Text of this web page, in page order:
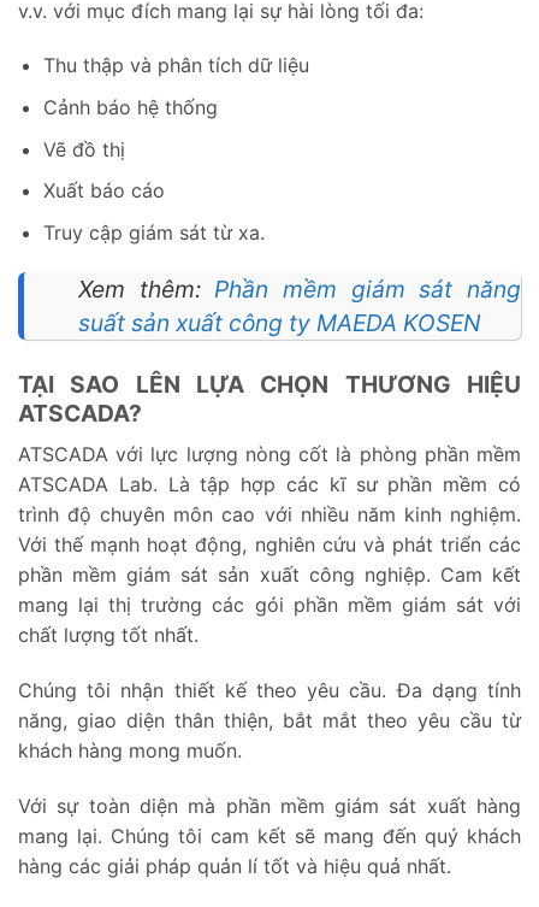
v.v. với mục đích mang lại sự hài lòng tối đa:
Thu thập và phân tích dữ liệu
Cảnh báo hệ thống
Vẽ đồ thị
Xuất báo cáo
Truy cập giám sát từ xa.
Xem thêm: Phần mềm giám sát năng
suất sản xuất công ty MAEDA KOSEN
TẠI SAO LÊN LỰA CHỌN THƯƠNG HIỆU
ATSCADA?
ATSCADA với lực lượng nòng cốt là phòng phần mềm
ATSCADA Lab. Là tập hợp các kĩ sư phần mềm có
trình độ chuyên môn cao với nhiều năm kinh nghiệm.
Với thế mạnh hoạt động, nghiên cứu và phát triển các
phần mềm giám sát sản xuất công nghiệp. Cam kết
mang lại thị trường các gói phần mềm giám sát với
chất lượng tốt nhất.
Chúng tôi nhận thiết kế theo yêu cầu. Đa dạng tính
năng, giao diện thân thiện, bắt mắt theo yêu cầu từ
khách hàng mong muốn.
Với sự toàn diện mà phần mềm giám sát xuất hàng
mang lại. Chúng tôi cam kết sẽ mang đến quý khách
hàng các giải pháp quản lí tốt và hiệu quả nhất.